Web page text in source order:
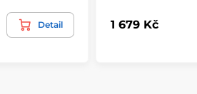
Detail 1 679 Kč